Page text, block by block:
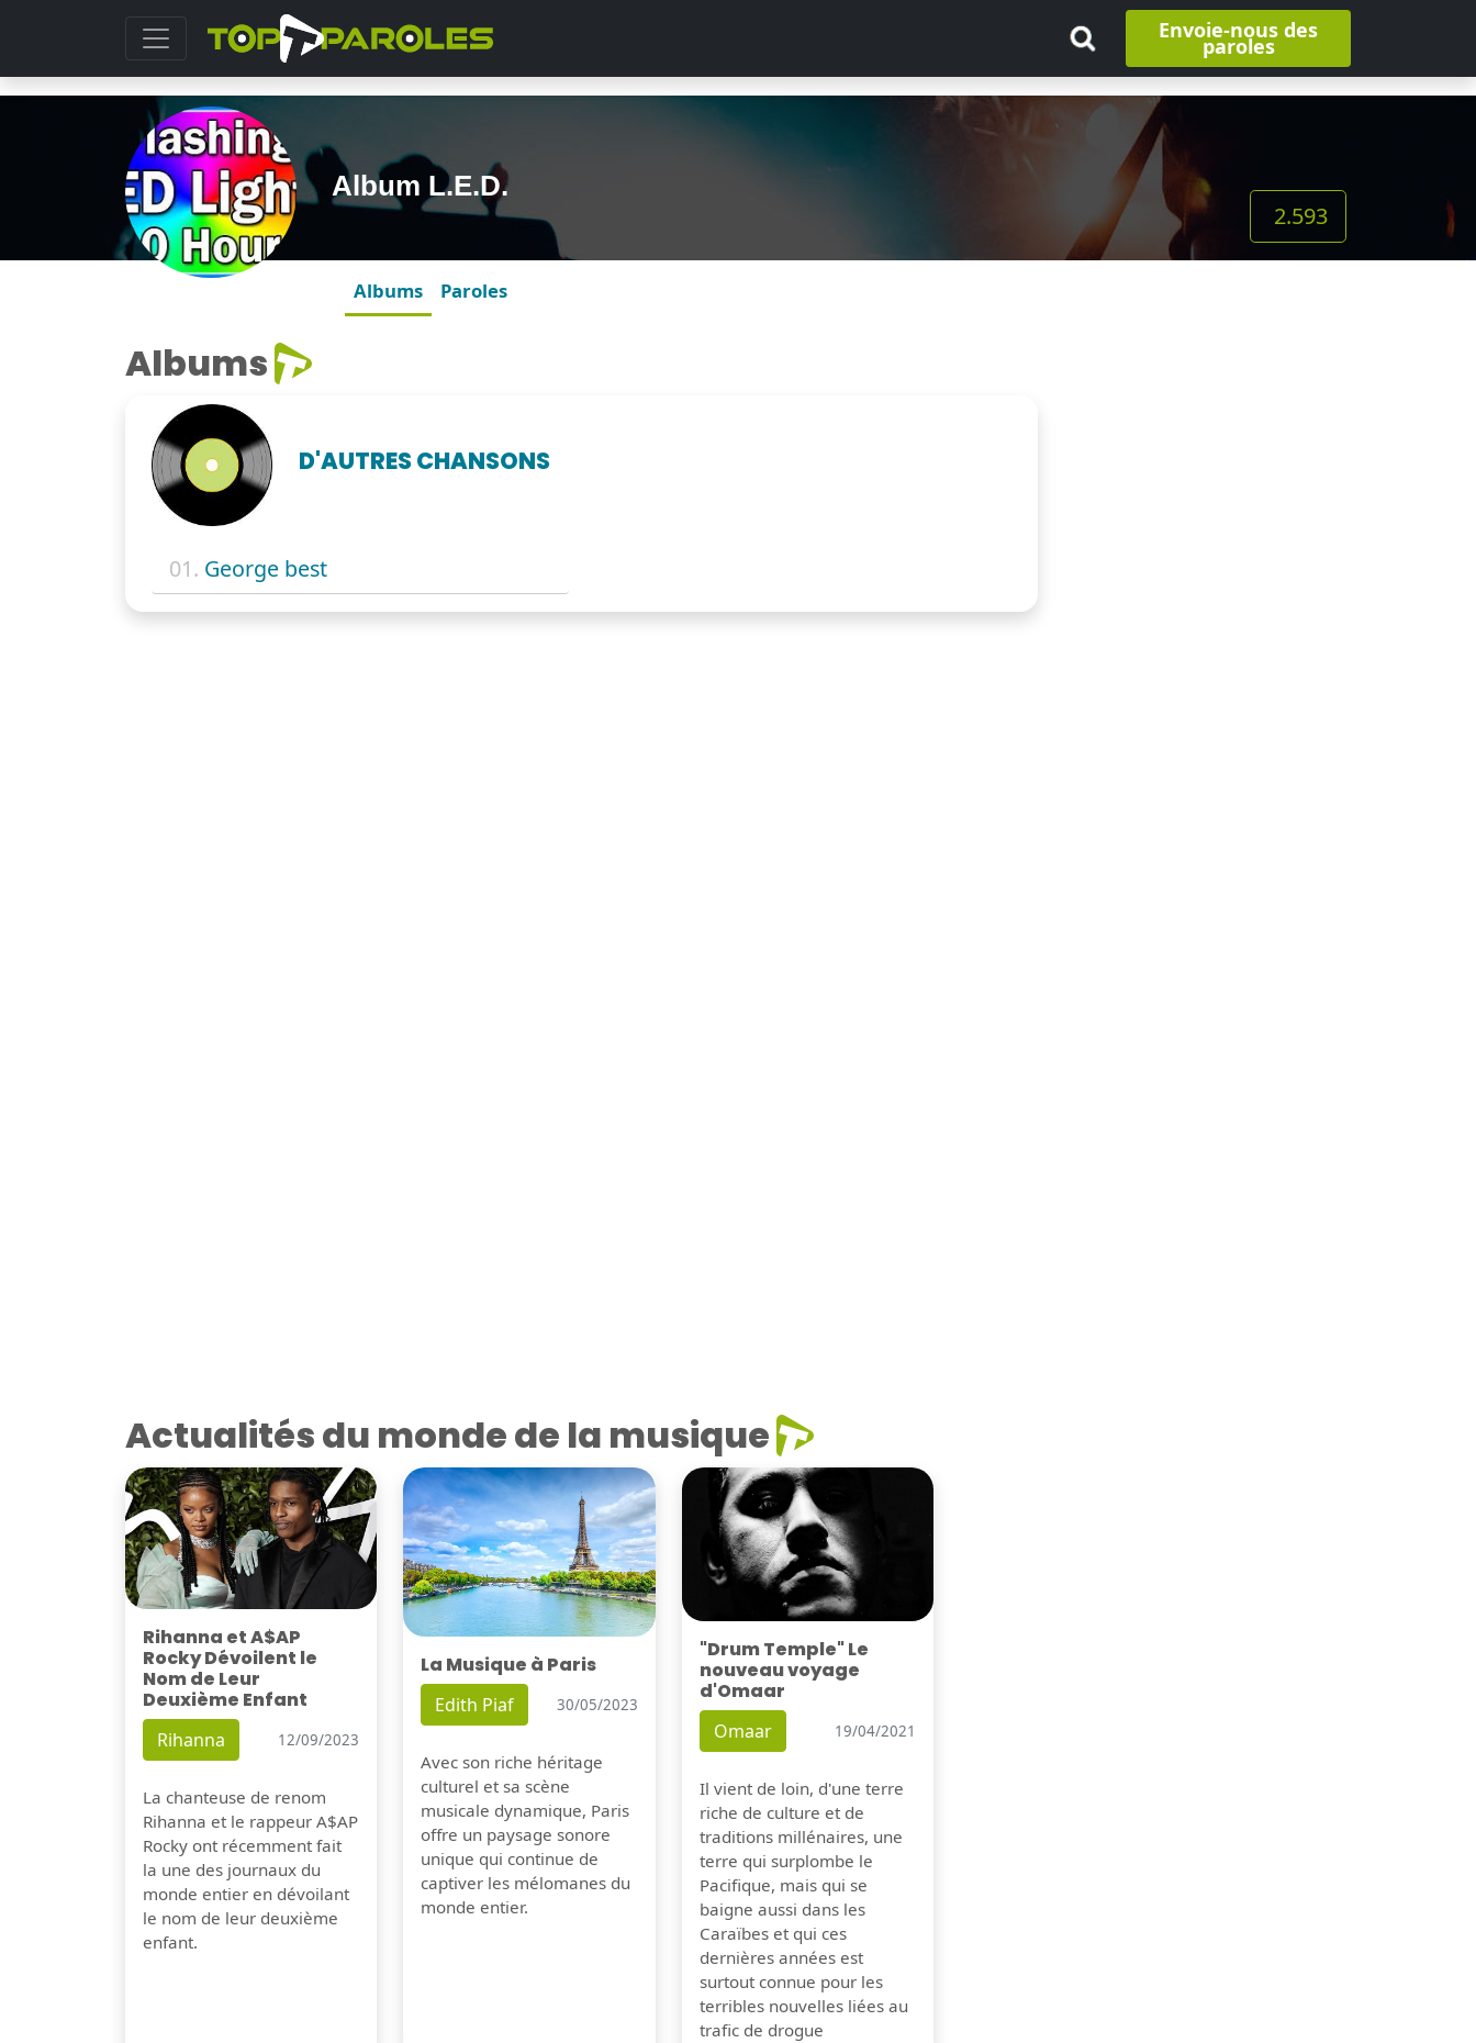
Envoie-nous des
paroles
Album L.E.D.
2.593
Albums Paroles
Albums
D'AUTRES CHANSONS
01. George best
Actualités du monde de la musique
Rihanna et A$AP
Rocky Dévoilent le
Nom de Leur
Deuxième Enfant
Rihanna 12/09/2023
La chanteuse de renom
Rihanna et le rappeur A$AP
Rocky ont récemment fait
la une des journaux du
monde entier en dévoilant
le nom de leur deuxième
enfant.
La Musique à Paris
Edith Piaf 30/05/2023
Avec son riche héritage
culturel et sa scène
musicale dynamique, Paris
offre un paysage sonore
unique qui continue de
captiver les mélomanes du
monde entier.
"Drum Temple" Le
nouveau voyage
d'Omaar
Omaar 19/04/2021
Il vient de loin, d'une terre
riche de culture et de
traditions millénaires, une
terre qui surplombe le
Pacifique, mais qui se
baigne aussi dans les
Caraïbes et qui ces
dernières années est
surtout connue pour les
terribles nouvelles liées au
trafic de drogue